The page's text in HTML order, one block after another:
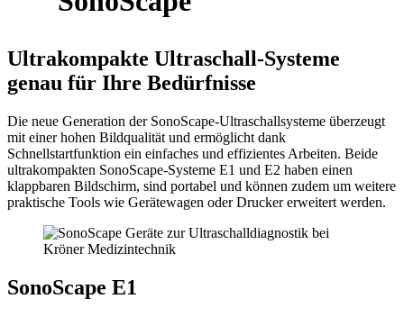
Ultrakompakte Ultraschall-Systeme
genau für Ihre Bedürfnisse
Die neue Generation der SonoScape-Ultraschallsysteme überzeugt
mit einer hohen Bildqualität und ermöglicht dank
Schnellstartfunktion ein einfaches und effizientes Arbeiten. Beide
ultrakompakten SonoScape-Systeme E1 und E2 haben einen
klappbaren Bildschirm, sind portabel und können zudem um weitere
praktische Tools wie Gerätewagen oder Drucker erweitert werden.
SonoScape E1